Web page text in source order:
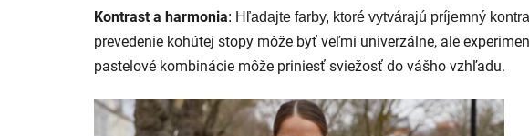
Kontrast a harmonia: Hľadajte farby, ktoré vytvárajú príjemný
prevedenie kohútej stopy môže byť veľmi univerzálne, ale
pastelové kombinácie môže priniesť sviežosť do vášho vzhľadu.